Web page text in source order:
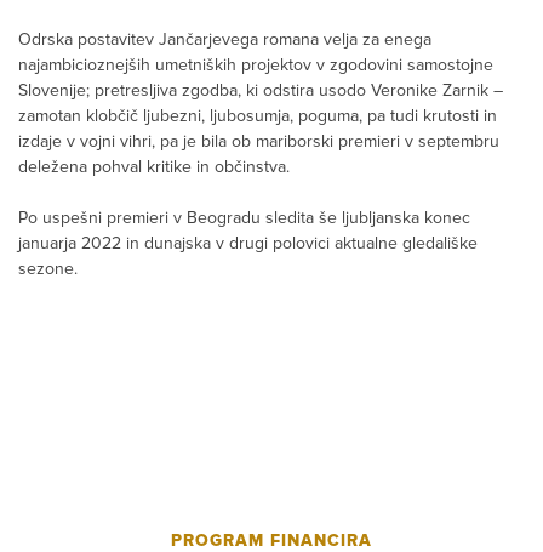
Odrska postavitev Jančarjevega romana velja za enega
najambicioznejših umetniških projektov v zgodovini samostojne
Slovenije; pretresljiva zgodba, ki odstira usodo Veronike Zarnik –
zamotan klobčič ljubezni, ljubosumja, poguma, pa tudi krutosti in
izdaje v vojni vihri, pa je bila ob mariborski premieri v septembru
deležena pohval kritike in občinstva.
Po uspešni premieri v Beogradu sledita še ljubljanska konec
januarja 2022 in dunajska v drugi polovici aktualne gledališke
sezone.
PROGRAM FINANCIRA